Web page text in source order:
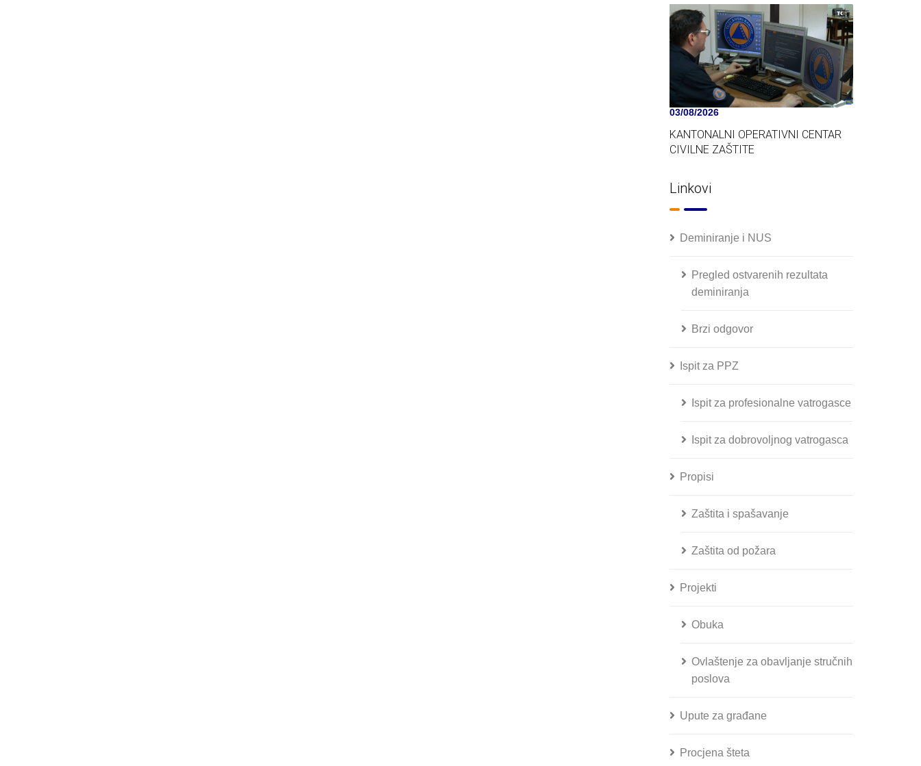
03/08/2026
KANTONALNI OPERATIVNI CENTAR
CIVILNE ZAŠTITE
Linkovi
Deminiranje i NUS
Pregled ostvarenih rezultata
deminiranja
Brzi odgovor
Ispit za PPZ
Ispit za profesionalne vatrogasce
Ispit za dobrovoljnog vatrogasca
Propisi
Zaštita i spašavanje
Zaštita od požara
Projekti
Obuka
Ovlaštenje za obavljanje stručnih
poslova
Upute za građane
Procjena šteta